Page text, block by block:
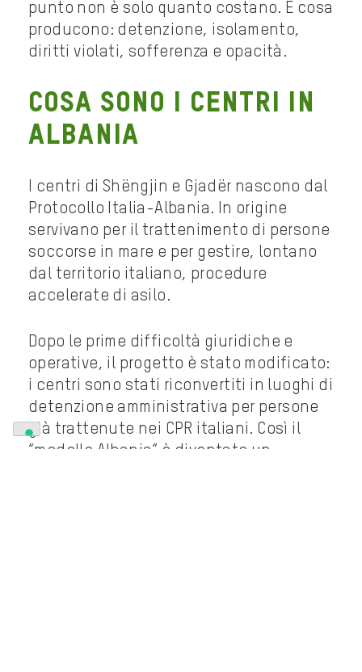
punto non è solo quanto costano. È cosa
producono: detenzione, isolamento,
diritti violati, sofferenza e opacità.
Cosa sono i centri in
Albania
I centri di Shëngjin e Gjadër nascono dal
Protocollo Italia-Albania. In origine
servivano per il trattenimento di persone
soccorse in mare e per gestire, lontano
dal territorio italiano, procedure
accelerate di asilo.
Dopo le prime difficoltà giuridiche e
operative, il progetto è stato modificato:
i centri sono stati riconvertiti in luoghi di
detenzione amministrativa per persone
già trattenute nei CPR italiani. Così il
“modello Albania” è diventato un